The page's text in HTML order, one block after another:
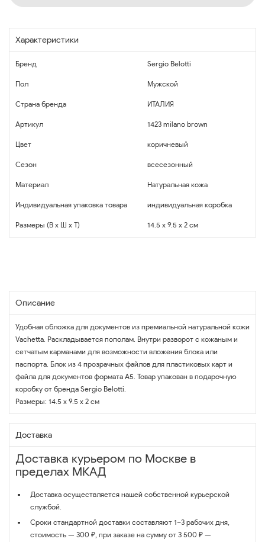
Характеристики
Бренд Sergio Belotti
Пол Мужской
Страна бренда ИТАЛИЯ
Артикул 1423 milano brown
Цвет коричневый
Сезон всесезонный
Материал Натуральная кожа
Индивидуальная упаковка товара индивидуальная коробка
Размеры (В x Ш x Т) 14.5 x 9.5 x 2 см
Описание
Удобная обложка для документов из премиальной натуральной кожи
Vachetta. Раскладывается пополам. Внутри разворот с кожаным и
сетчатым карманами для возможности вложения блока или
паспорта. Блок из 4 прозрачных файлов для пластиковых карт и
файла для документов формата A5. Товар упакован в подарочную
коробку от бренда Sergio Belotti.
Размеры: 14.5 х 9.5 х 2 см
Доставка
Доставка курьером по Москве в
пределах МКАД
Доставка осуществляется нашей собственной курьерской
службой.
Сроки стандартной доставки составляют 1–3 рабочих дня,
стоимость — 300 ₽, при заказе на сумму от 3 500 ₽ —